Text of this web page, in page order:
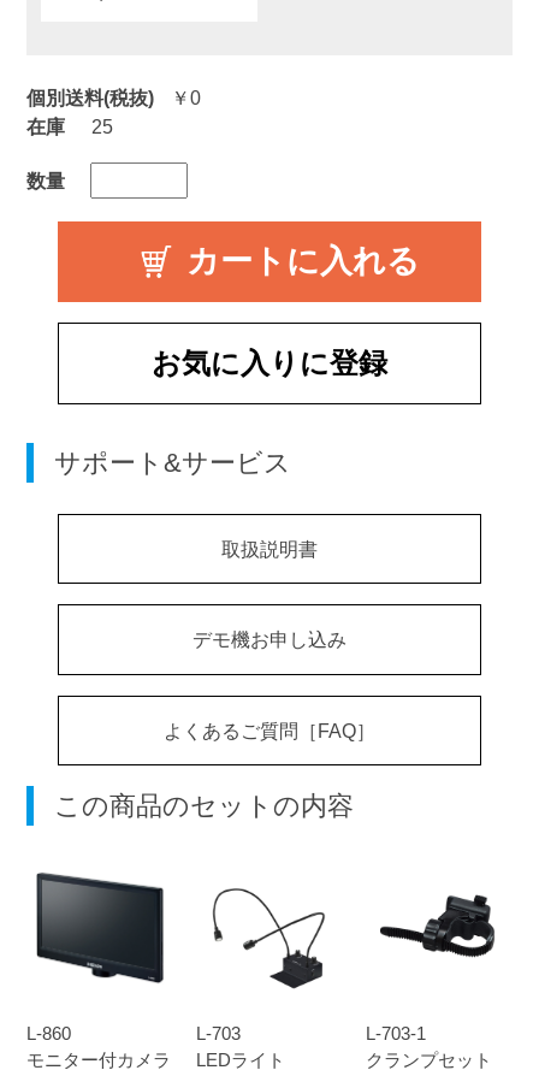
個別送料(税抜) ￥0
在庫 25
数量
お気に入りに登録
サポート&サービス
取扱説明書
デモ機お申し込み
よくあるご質問［FAQ］
この商品のセットの内容
L-860
モニター付カメラ
L-703
LEDライト
L-703-1
クランプセット